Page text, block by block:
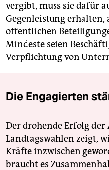
vergibt, muss sie dafür
Gegenleistung erhalten,
öffentlichen
Mindeste seien
Verpflichtung von
Die Engagierten
Der drohende Erfolg
Landtagswahlen zeigt,
Kräfte inzwischen
braucht es